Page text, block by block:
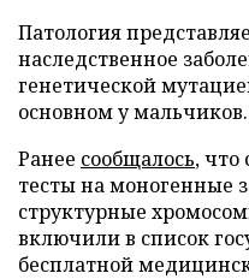
Патология
наследственное
генетической
основном у мальчиков.
Ранее сообщалось, что
тесты на моногенные
структурные
включили в список
бесплатной